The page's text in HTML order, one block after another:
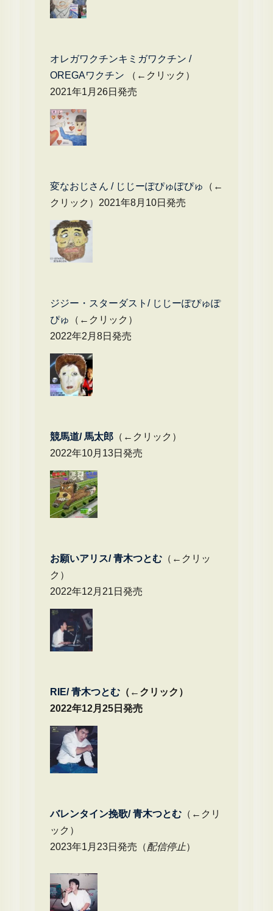
オレガワクチンキミガワクチン /
OREGAワクチン （←クリック）
2021年1月26日発売
変なおじさん / じじーぽぴゅぽぴゅ
（←
クリック）2021年8月10日発売
ジジー・スターダスト/ じじーぽぴゅぽ
ぴゅ
（←クリック）
2022年2月8日発売
競馬道/ 馬太郎（←クリック）
2022年10月13日発売
お願いアリス/ 青木つとむ（←クリッ
ク）
2022年12月21日発売
RIE/ 青木つとむ（←クリック）
2022年12月25日発売
バレンタイン挽歌/ 青木つとむ（←クリ
ック）
2023年1月23日発売（配信停止）